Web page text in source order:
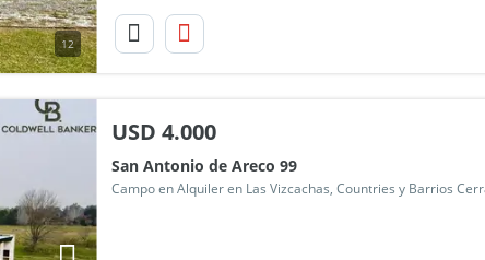
12
USD 4.000
San Antonio de Areco 99
Campo en Alquiler en Las Vizcachas, Countries y Barrios